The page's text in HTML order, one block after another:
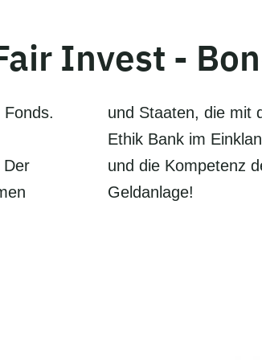
Invest -
Der
Geldanlage!